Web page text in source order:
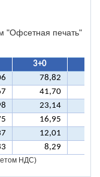
"Офсетная печать"
3+0
78,82
41,70
23,14
16,95
12,01
8,29
НДС)